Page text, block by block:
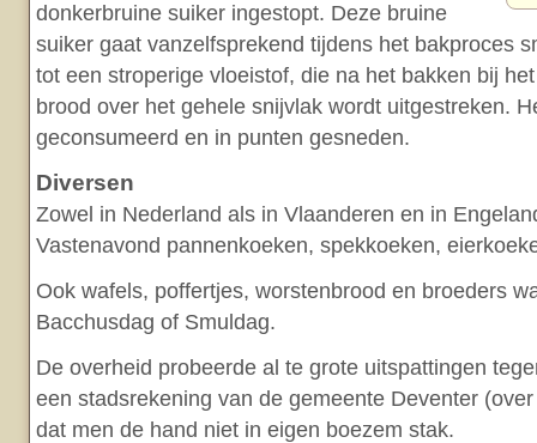
donkerbruine suiker ingestopt. Deze bruine
suiker gaat vanzelfsprekend tijdens het bakproces
tot een stroperige vloeistof, die na het bakken bij
brood over het gehele snijvlak wordt uitgestreken.
geconsumeerd en in punten gesneden.
Diversen
Zowel in Nederland als in Vlaanderen en in
Vastenavond pannenkoeken, spekkoeken,
Ook wafels, poffertjes, worstenbrood en broeders
Bacchusdag of Smuldag.
De overheid probeerde al te grote uitspattingen
een stadsrekening van de gemeente Deventer
dat men de hand niet in eigen boezem stak.